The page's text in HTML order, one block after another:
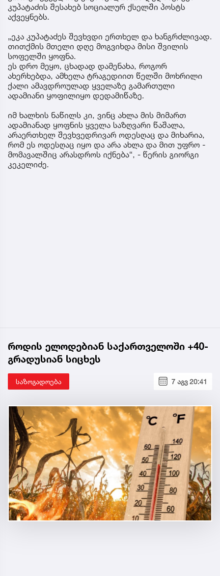
კუპატაძის შესახებ სოციალურ ქსელში პოსტს
აქვეყნებს.
„ეკა კუპატაძეს შევხვდი ერთხელ და ხანგრძლივად.
თითქმის მთელი დღე მოგვიხდა მისი შვილის
სოფელში ყოფნა.
ეს დრო მეყო, ცხადად დამენახა, როგორ
ახერხებდა, ამხელა ტრაგედიით წელში მოხრილი
ქალი ამავდროულად ყველაზე გამართული
ადამიანი ყოფილიყო დედამიწაზე.
იმ ხალხის ნაწილს კი, ვინც ახლა მის მიმართ
ადამიანად ყოფნის ყველა საზღვარი წაშალა,
არაერთხელ შევხვედრივარ ოდესღაც და მიხარია,
რომ ეს ოდესღაც იყო და არა ახლა და მით უფრო -
მომავალშიც არასდროს იქნება“, - წერის გიორგი
კეკელიძე.
როდის ელოდებიან საქართველოში +40-
გრადუსიან სიცხეს
საზოგადოება 7 აგვ 20:41